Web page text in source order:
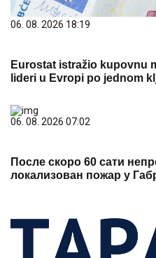
06. 08. 2026 18:19
Eurostat istražio kupovnu
lideri u Evropi po jednom
06. 08. 2026 07:02
После скоро 60 сати
локализован пожар у